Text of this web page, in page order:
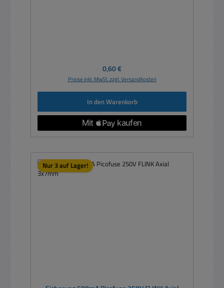
Regulärer Preis:
0,60 €
Preise inkl. MwSt. zzgl. Versandkosten
In den Warenkorb
Nur 3 auf Lager!